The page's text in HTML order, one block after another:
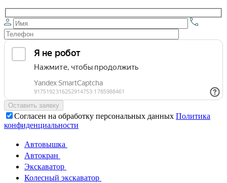
Согласен на обработку персональных данных Политика
конфиденциальности
Автовышка
Автокран
Экскаватор
Колесный экскаватор